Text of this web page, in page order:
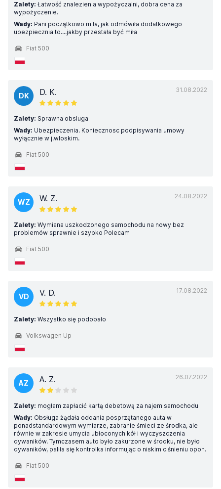
Zalety: Łatwość znalezienia wypożyczalni, dobra cena za
wypożyczenie.
Wady: Pani początkowo miła, jak odmówiła dodatkowego
ubezpiecznia to....jakby przestała być miła
Fiat 500
31.08.2022
DK D. K.
Zalety: Sprawna obsluga
Wady: Ubezpieczenia. Koniecznosc podpisywania umowy
wyłącznie w j.wloskim.
Fiat 500
24.08.2022
WZ W. Z.
Zalety: Wymiana uszkodzonego samochodu na nowy bez
problemów sprawnie i szybko Polecam
Fiat 500
17.08.2022
VD V. D.
Zalety: Wszystko się podobało
Volkswagen Up
26.07.2022
AZ A. Z.
Zalety: mogłam zapłacić kartą debetową za najem samochodu
Wady: Obsługa żądała oddania posprzątanego auta w
ponadstandardowym wymiarze, zabranie śmieci ze środka, ale
równie w zakresie umycia ubłoconych kół i wyczyszczenia
dywaników. Tymczasem auto było zakurzone w środku, nie było
dywaników, paliła się kontrolka informując o niskim ciśnieniu opon.
Fiat 500